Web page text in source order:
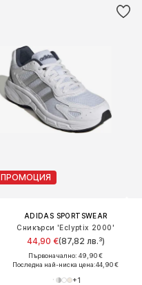
ПРОМОЦИЯ
ADIDAS SPORTSWEAR
Сникърси 'Eclyptix 2000'
44,90 €(87,82 лв.³)
Първоначално: 49,90 €
Последна най-ниска цена:44,90 €
+1